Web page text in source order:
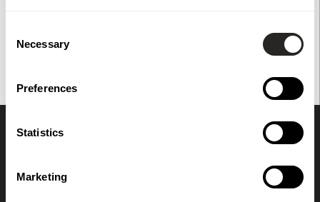
Selection
Necessary
Preferences
Statistics
Marketing
Du har också tittat på
OK